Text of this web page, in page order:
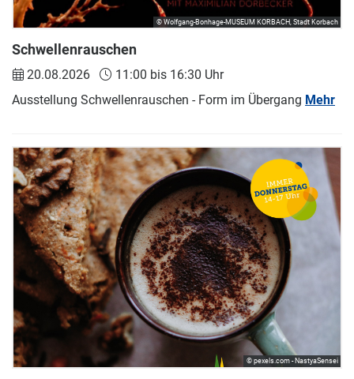
Schwellenrauschen
20.08.2026
11:00 bis 16:30 Uhr
Ausstellung Schwellenrauschen - Form im Übergang Mehr
© Wolfgang-Bonhage-MUSEUM KORBACH, Stadt Korbach
© pexels.com - NastyaSensei